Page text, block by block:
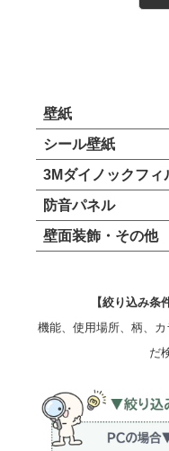
壁紙
シール壁紙
3Mダイノックフィ
防音パネル
壁面装飾・その他
【絞り込み条
機能、使用場所、柄、
だ